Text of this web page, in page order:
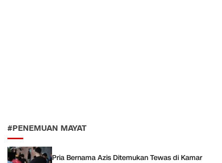
#PENEMUAN MAYAT
Pria Bernama Azis Ditemukan Tewas di Kamar